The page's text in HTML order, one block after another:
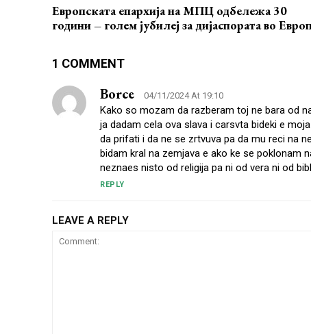
Европската епархија на МПЦ одбележа 30
години – голем јубилеј за дијаспората во
1 COMMENT
Borce 04/11/2024 At 19:10
Kako so mozam da razberam toj ne bara od
ja dadam cela ova slava i carsvta bideki e
da prifati i da ne se zrtvuva pa da mu reci na
bidam kral na zemjava e ako ke se poklonam
neznaes nisto od religija pa ni od vera ni od
REPLY
LEAVE A REPLY